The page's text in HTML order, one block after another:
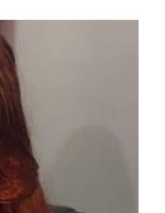
the correct
before your
to find the
are here to
you are a
Adhikari Salary